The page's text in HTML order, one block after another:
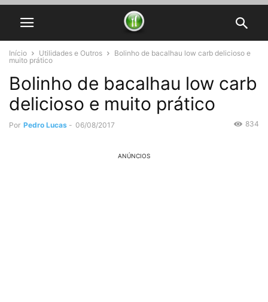
Início Utilidades e Outros
Bolinho de bacalhau low carb delicioso e
muito prático
Bolinho de bacalhau low carb
delicioso e muito prático
Por Pedro Lucas - 06/08/2017 834
ANÚNCIOS